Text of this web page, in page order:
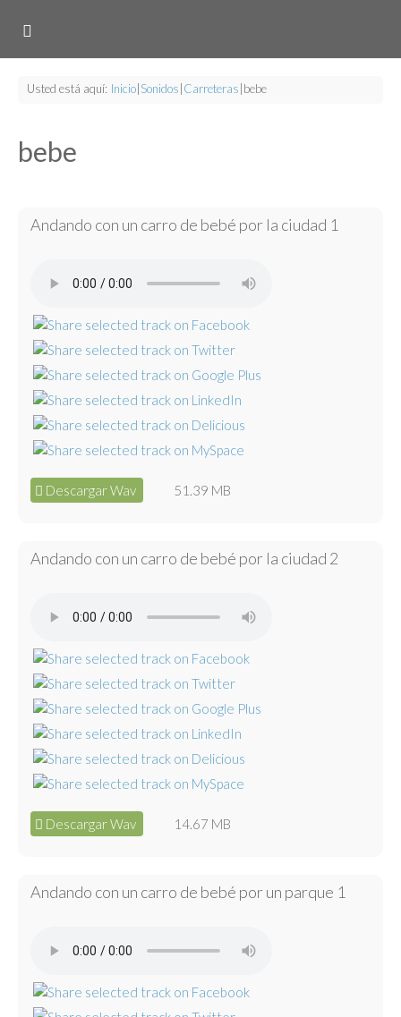
Usted está aquí: Inicio Sonidos Carreteras bebe
bebe
Andando con un carro de bebé por la ciudad 1
Descargar Wav 51.39 MB
Andando con un carro de bebé por la ciudad 2
Descargar Wav 14.67 MB
Andando con un carro de bebé por un parque 1